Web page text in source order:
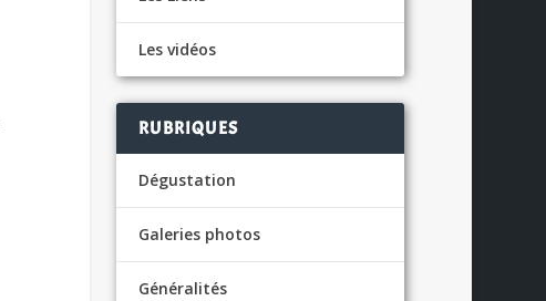
Les vidéos
RUBRIQUES
Dégustation
Galeries photos
Généralités